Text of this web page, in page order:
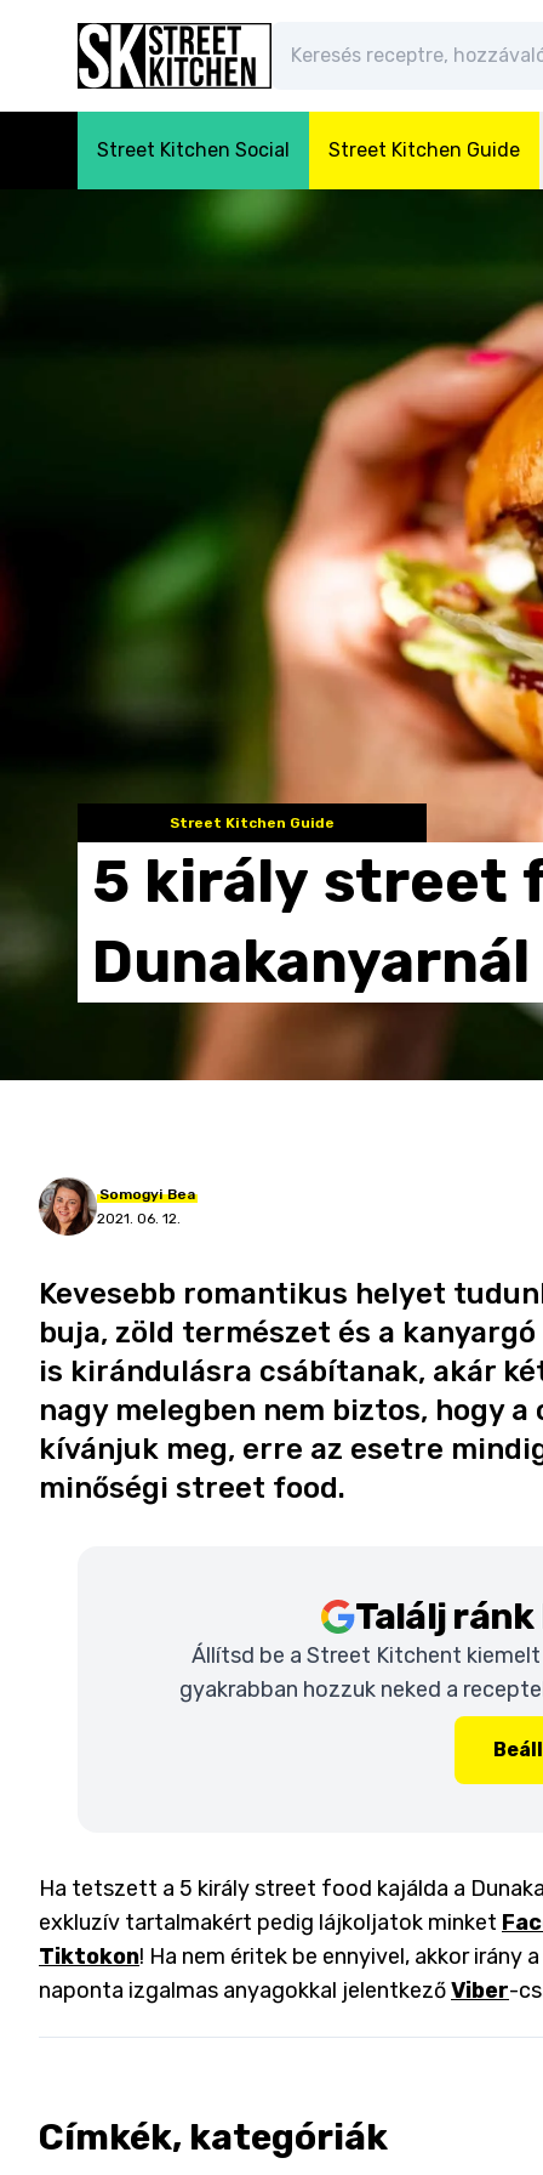
Street Kitchen Social Street Kitchen Guide
Street Kitchen Guide
5 király street
Dunakanyarnál
Somogyi Bea
2021. 06. 12.
Kevesebb romantikus helyet
buja, zöld természet és a
is kirándulásra csábítanak, akár
nagy melegben nem biztos, hogy
kívánjuk meg, erre az esetre
minőségi street food.
Találj
Állítsd be a Street Kitchent
gyakrabban hozzuk neked a
Ha tetszett a 5 király street food kajálda a
exkluzív tartalmakért pedig lájkoljatok minket
Tiktokon! Ha nem éritek be ennyivel, akkor irány
naponta izgalmas anyagokkal jelentkezőViber-
Címkék, kategóriák